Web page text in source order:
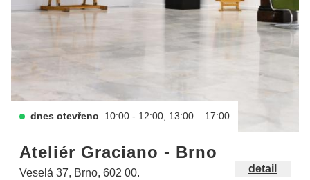
dnes otevřeno 10:00 - 12:00, 13:00 – 17:00
Ateliér Graciano - Brno
Veselá 37, Brno, 602 00. detail